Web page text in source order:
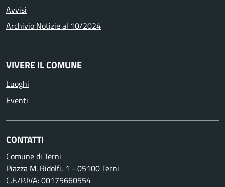
Avvisi
Archivio Notizie al 10/2024
VIVERE IL COMUNE
Luoghi
Eventi
CONTATTI
Comune di Terni
Piazza M. Ridolfi, 1 - 05100 Terni
C.F./P.IVA: 00175660554